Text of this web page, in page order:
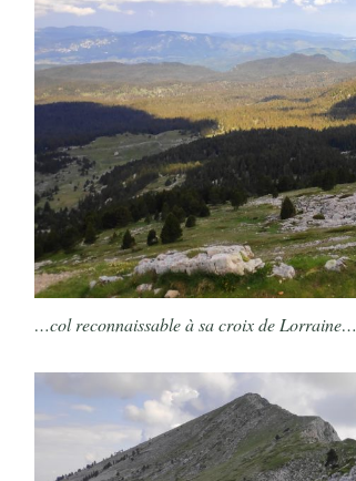
…col reconnaissable à sa croix de Lorraine…